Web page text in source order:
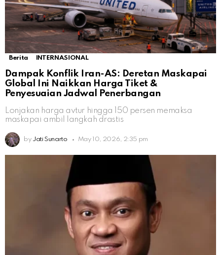
Berita INTERNASIONAL
Dampak Konflik Iran-AS: Deretan Maskapai
Global Ini Naikkan Harga Tiket &
Penyesuaian Jadwal Penerbangan
Lonjakan harga avtur hingga 150 persen memaksa
maskapai ambil langkah drastis
by Jati Sunarto May 10, 2026, 2:35 pm